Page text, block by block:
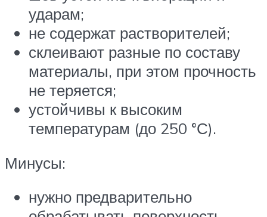
ударам;
не содержат растворителей;
склеивают разные по составу
материалы, при этом прочность
не теряется;
устойчивы к высоким
температурам (до 250 °С).
Минусы:
нужно предварительно